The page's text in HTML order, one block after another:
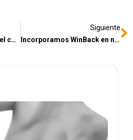
Tratamiento manual en el cólico del lactante
Siguiente
Incorporamos WinBack en nuestro centro